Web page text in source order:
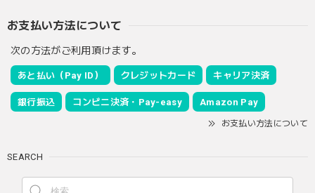
お支払い方法について
次の方法がご利用頂けます。
あと払い（Pay ID） クレジットカード キャリア決済
銀行振込 コンビニ決済・Pay-easy Amazon Pay
お支払い方法について
SEARCH